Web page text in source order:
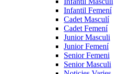
Infantil Femení
Cadet Masculí
Cadet Femení
Junior Masculi
Junior Femení
Senior Femeni
Senior Masculi